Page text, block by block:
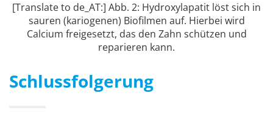
[Translate to de_AT:] Abb. 2: Hydroxylapatit löst sich in
sauren (kariogenen) Biofilmen auf. Hierbei wird
Calcium freigesetzt, das den Zahn schützen und
reparieren kann.
Schlussfolgerung